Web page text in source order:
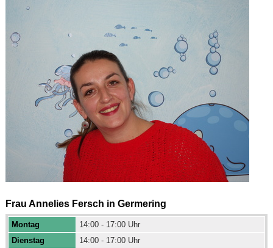
Frau Annelies Fersch in Germering
Montag
14:00 - 17:00 Uhr
Dienstag
14:00 - 17:00 Uhr